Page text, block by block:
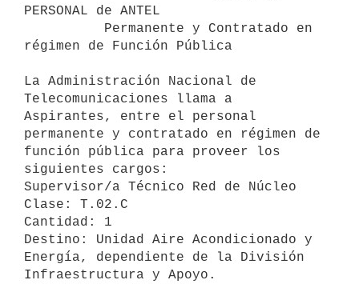
PERSONAL de ANTEL
régimen de Función Pública
La Administración Nacional de
Telecomunicaciones llama a
Aspirantes, entre el personal
permanente y contratado en régimen de
función pública para proveer los
siguientes cargos:
Supervisor/a Técnico Red de Núcleo
Clase: T.02.C
Cantidad: 1
Destino: Unidad Aire Acondicionado y
Energía, dependiente de la División
Infraestructura y Apoyo.